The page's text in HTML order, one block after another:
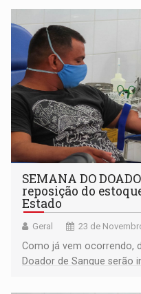
SEMANA DO
reposição do
Estado
Geral 23 de
Como já vem ocorrendo,
Doador de Sangue serão